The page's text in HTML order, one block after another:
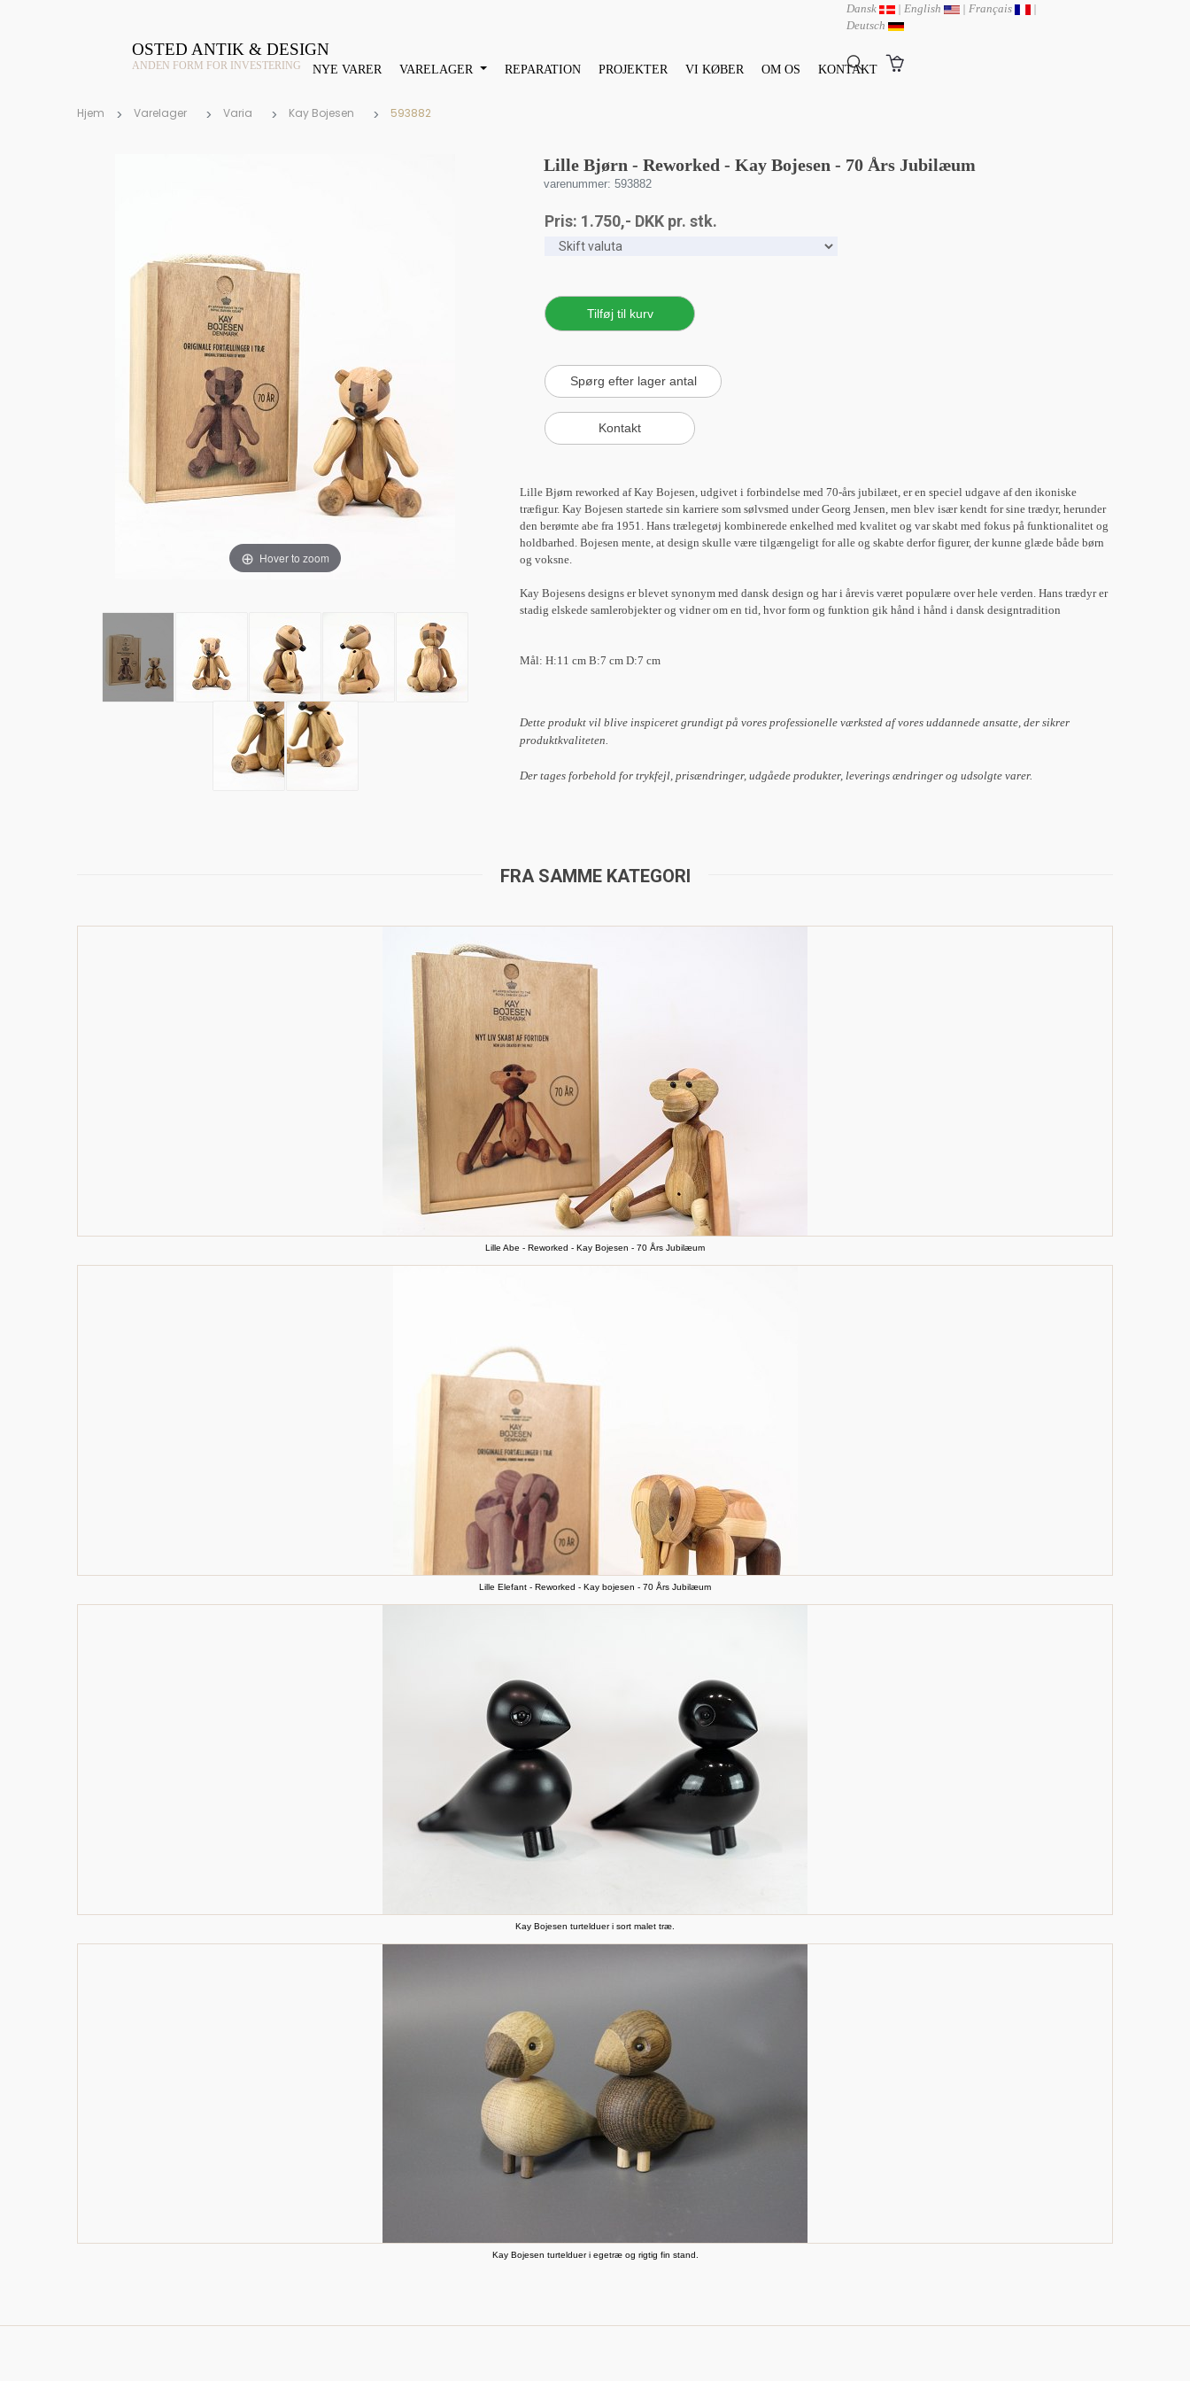
OSTED ANTIK & DESIGN
ANDEN FORM FOR INVESTERING NYE VARER VARELAGER REPARATION PROJEKTER VI KØBER OM OS KONTAKT
Dansk | English | Français
|
Deutsch
Hjem Varelager Varia Kay Bojesen 593882
Hover to zoom
Lille Bjørn - Reworked - Kay Bojesen - 70 Års Jubilæum
varenummer: 593882
Pris: 1.750,- DKK pr. stk.
Lille Bjørn reworked af Kay Bojesen, udgivet i forbindelse med 70-års jubilæet, er en speciel udgave af den ikoniske
træfigur. Kay Bojesen startede sin karriere som sølvsmed under Georg Jensen, men blev især kendt for sine trædyr, herunder
den berømte abe fra 1951. Hans trælegetøj kombinerede enkelhed med kvalitet og var skabt med fokus på funktionalitet og
holdbarhed. Bojesen mente, at design skulle være tilgængeligt for alle og skabte derfor figurer, der kunne glæde både børn
og voksne.
Kay Bojesens designs er blevet synonym med dansk design og har i årevis været populære over hele verden. Hans trædyr er
stadig elskede samlerobjekter og vidner om en tid, hvor form og funktion gik hånd i hånd i dansk designtradition​
Mål: H:11 cm B:7 cm D:7 cm
Dette produkt vil blive inspiceret grundigt på vores professionelle værksted af vores uddannede ansatte, der sikrer
produktkvaliteten.
Der tages forbehold for trykfejl, prisændringer, udgåede produkter, leverings ændringer og udsolgte varer.
FRA SAMME KATEGORI
Lille Abe - Reworked - Kay Bojesen - 70 Års Jubilæum
Lille Elefant - Reworked - Kay bojesen - 70 Års Jubilæum
Kay Bojesen turtelduer i sort malet træ.
Kay Bojesen turtelduer i egetræ og rigtig fin stand.